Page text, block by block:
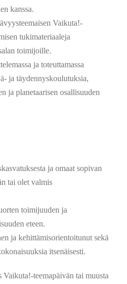
kanssa.
Vaikuta!-
tukimateriaaleja
toimijoille.
ja toteuttamassa
ja täydennyskoulutuksia,
ja planetaarisen osallisuuden
ja omaat sopivan
tai olet valmis
toimijuuden ja
eteen.
ja kehittämisorientoitunut sekä
itsenäisesti.
teemapäivän tai muusta